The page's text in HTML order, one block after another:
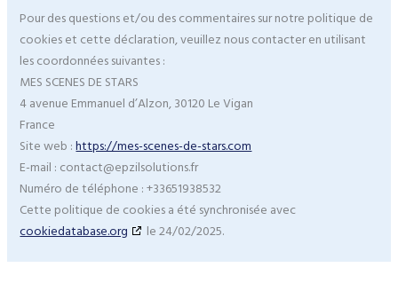
Pour des questions et/ou des commentaires sur notre politique de
cookies et cette déclaration, veuillez nous contacter en utilisant
les coordonnées suivantes :
MES SCENES DE STARS
4 avenue Emmanuel d’Alzon, 30120 Le Vigan
France
Site web :https://mes-scenes-de-stars.com
E-mail : contact@epzilsolutions.fr
Numéro de téléphone : +33651938532
Cette politique de cookies a été synchronisée avec
cookiedatabase.org
le 24/02/2025.